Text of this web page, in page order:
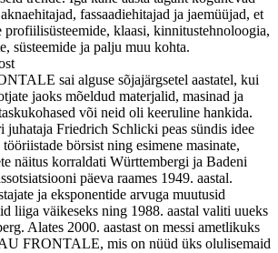
fassaadiehitajad ja jaemüüjad, et
profiilisüsteemide, klaasi, kinnitustehnoloogia,
süsteemide ja palju muu kohta.
sai alguse sõjajärgsetel aastatel, kui
jaoks mõeldud materjalid, masinad ja
või neid oli keeruline hankida.
juhataja Friedrich Schlicki peas sündis idee
börsist ning esimene masinate,
näitus korraldati Württembergi ja Badeni
päeva raames 1949. aastal.
ja eksponentide arvuga muutusid
liiga väikeseks ning 1988. aastal valiti uueks
Alates 2000. aastast on messi ametlikuks
FRONTALE, mis on nüüd üks olulisemaid